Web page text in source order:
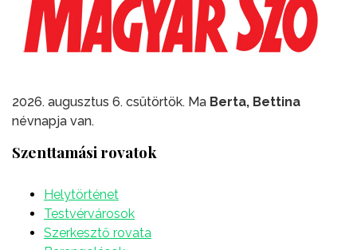
2026. augusztus 6. csütörtök. Ma Berta, Bettina
névnapja van.
Szenttamási rovatok
Helytörténet
Testvérvárosok
Szerkesztő rovata